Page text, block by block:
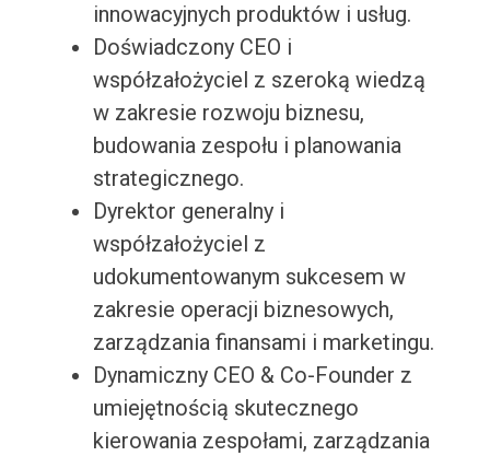
innowacyjnych produktów i usług.
Doświadczony CEO i
współzałożyciel z szeroką wiedzą
w zakresie rozwoju biznesu,
budowania zespołu i planowania
strategicznego.
Dyrektor generalny i
współzałożyciel z
udokumentowanym sukcesem w
zakresie operacji biznesowych,
zarządzania finansami i marketingu.
Dynamiczny CEO & Co-Founder z
umiejętnością skutecznego
kierowania zespołami, zarządzania